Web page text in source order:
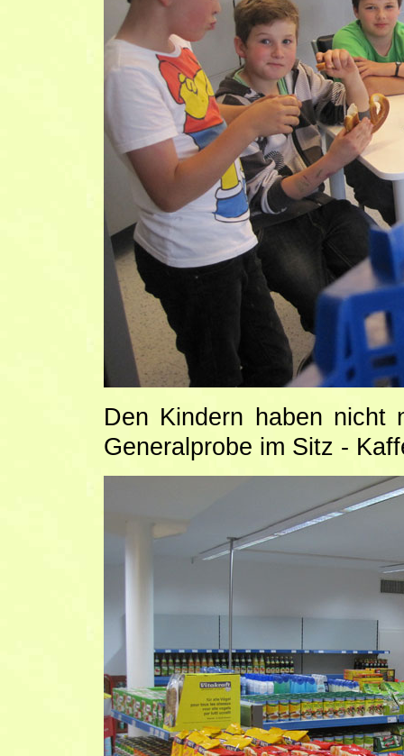
Den Kindern haben nicht
Generalprobe im Sitz -